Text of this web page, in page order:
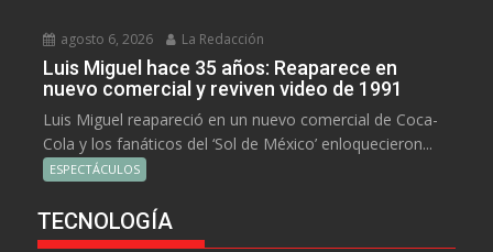
agosto 6, 2026 La Redacción
Luis Miguel hace 35 años: Reaparece en
nuevo comercial y reviven video de 1991
Luis Miguel reapareció en un nuevo comercial de Coca-
Cola y los fanáticos del ‘Sol de México’ enloquecieron...
ESPECTÁCULOS
TECNOLOGÍA